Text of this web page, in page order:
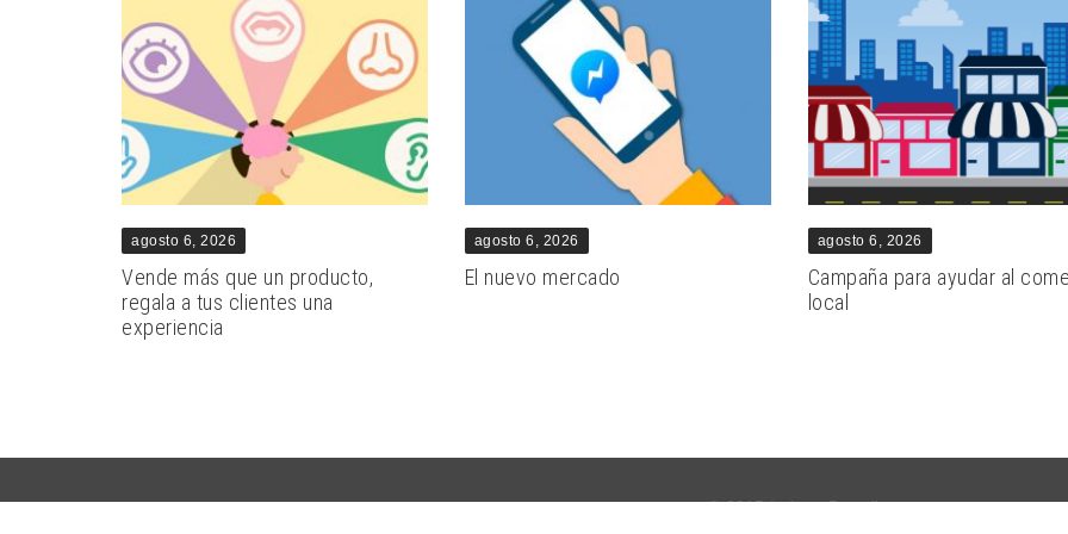
agosto 6, 2026
Vende más que un producto,
regala a tus clientes una
experiencia
agosto 6, 2026
El nuevo mercado
agosto 6, 2026
Campaña para ayudar al
local
© 2015 Indetta Branding